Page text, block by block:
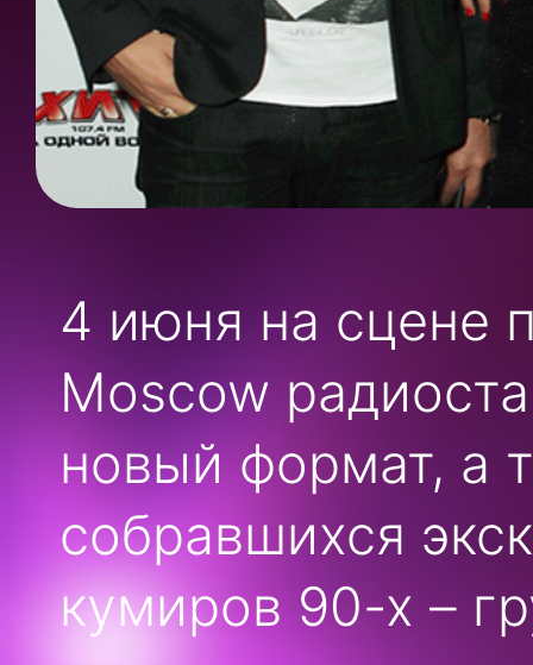
4 июня на сцене
Moscow
новый формат, а
собравшихся
кумиров 90-х –